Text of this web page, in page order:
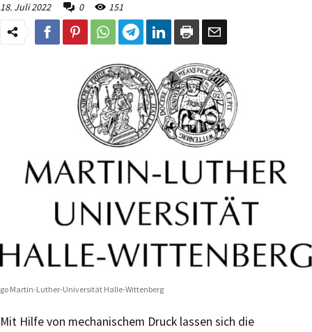
18. Juli 2022
0 151
Martin-Luther-Universität Halle-Wittenberg
Mit Hilfe von mechanischem Druck lassen sich die